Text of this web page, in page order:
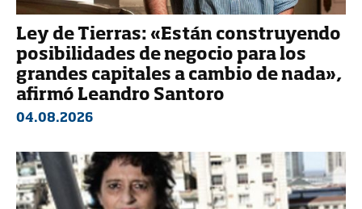
Ley de Tierras: «Están construyendo
posibilidades de negocio para los
grandes capitales a cambio de nada»,
afirmó Leandro Santoro
04.08.2026